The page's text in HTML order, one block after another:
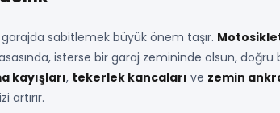
sabitlemek büyük önem taşır.
isterse bir garaj zemininde olsun,
kayışları, tekerlek kancaları ve zemin
artırır.